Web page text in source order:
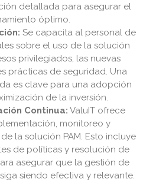
detallada para asegurar el
óptimo.
Se capacita al personal de
sobre el uso de la solución
privilegiados, las nuevas
prácticas de seguridad. Una
es clave para una adopción
de la inversión.
Continua: ValuIT ofrece
monitoreo y
la solución PAM. Esto incluye
de políticas y resolución de
asegurar que la gestión de
siendo efectiva y relevante.